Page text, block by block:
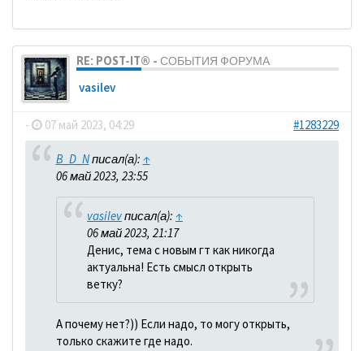
RE: POST-IT® - СОБЫТИЯ ФОРУМА
vasilev
- 07 май 2023, 04:29 #1283229
B_D_Nписал(а): ↑
06 май 2023, 23:55
vasilevписал(а): ↑
06 май 2023, 21:17
Денис, тема с новым гт как никогда
актуальна! Есть смысл открыть
ветку?
А почему нет?)) Если надо, то могу открыть,
только скажите где надо.